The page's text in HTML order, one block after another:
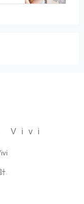
Vivi
.